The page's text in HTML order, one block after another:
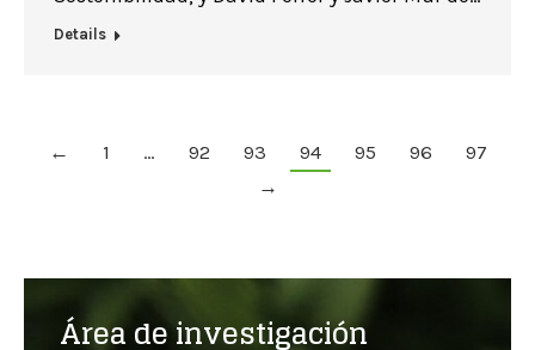
Details
← 1 … 92 93 94 95 96
97
→
Área de investigación